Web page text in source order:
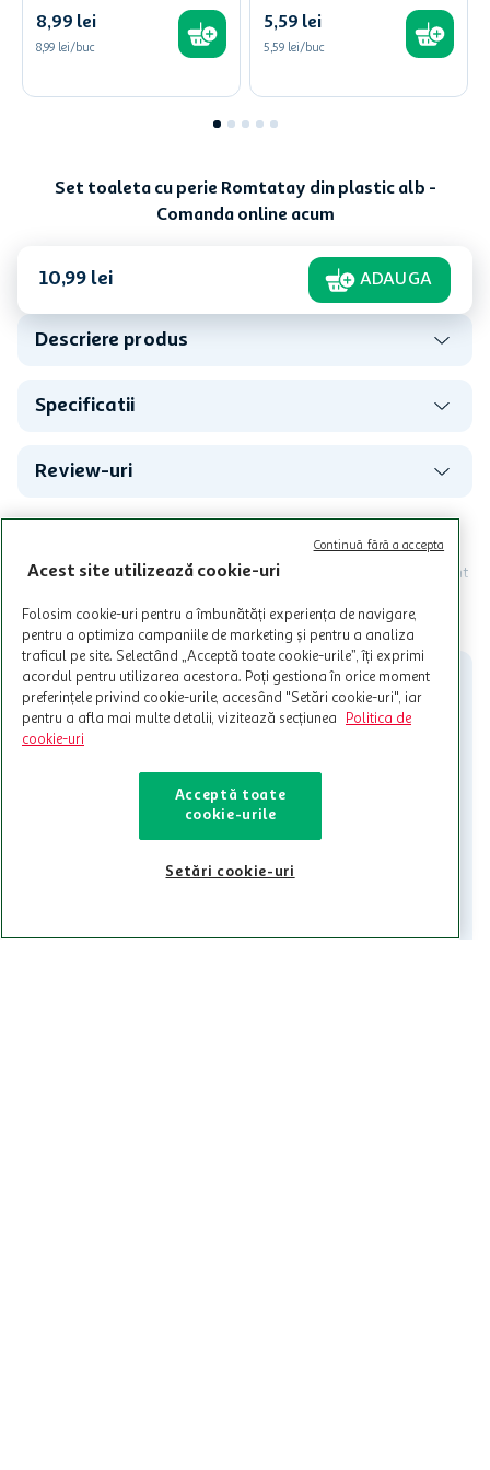
8,99 lei
8,99 lei/buc
5,59 lei
5,59 lei/buc
Set toaleta cu perie Romtatay din plastic alb -
Comanda online acum
10,99 lei ADAUGA
Descriere produs
Specificatii
Review-uri
au varsta de peste 18 ani impliniti la data inscrierii și care accepta
Termenele și Condițiile Programului. Ofertele MyCLUB Auchan sunt
limita a 12 unitati / card client o singura data in perioada promotiei.
Cardul poate fi utilizat doar in legatura cu magazinele Auchan
participante și pentru acțiuni promotionale indicate de Auchan si
nu poate fi utilizat in legatura cu alti comercianți sau pentru alte
activitati in afara celor mentionate in Termene si Conditii. Auchan
nu raspunde pentru imposibilitatea utilizarii Cardului in perioada in
care aceste este suspendat sau in perioada in care sunt efectuate
intretineri sau reparatii tehnice la sistemul de utilizarea al Cardului.
CITESTE MAI MULT
Contacteaza-ne!
Iti stam mereu la dispozitie.
021-9141 contact@auchan.ro
Acest site utilizează cookie-uri
Folosim cookie-uri pentru a îmbunătăți experiența de navigare,
pentru a optimiza campaniile de marketing și pentru a analiza
traficul pe site. Selectând „Acceptă toate cookie-urile”, îți exprimi
acordul pentru utilizarea acestora. Poți gestiona în orice moment
preferințele privind cookie-urile, accesând "Setări cookie-uri", iar
pentru a afla mai multe detalii, vizitează secțiunea
Politica de
cookie-uri
Acceptă toate
cookie-urile
Setări cookie-uri
Continuă fără a accepta